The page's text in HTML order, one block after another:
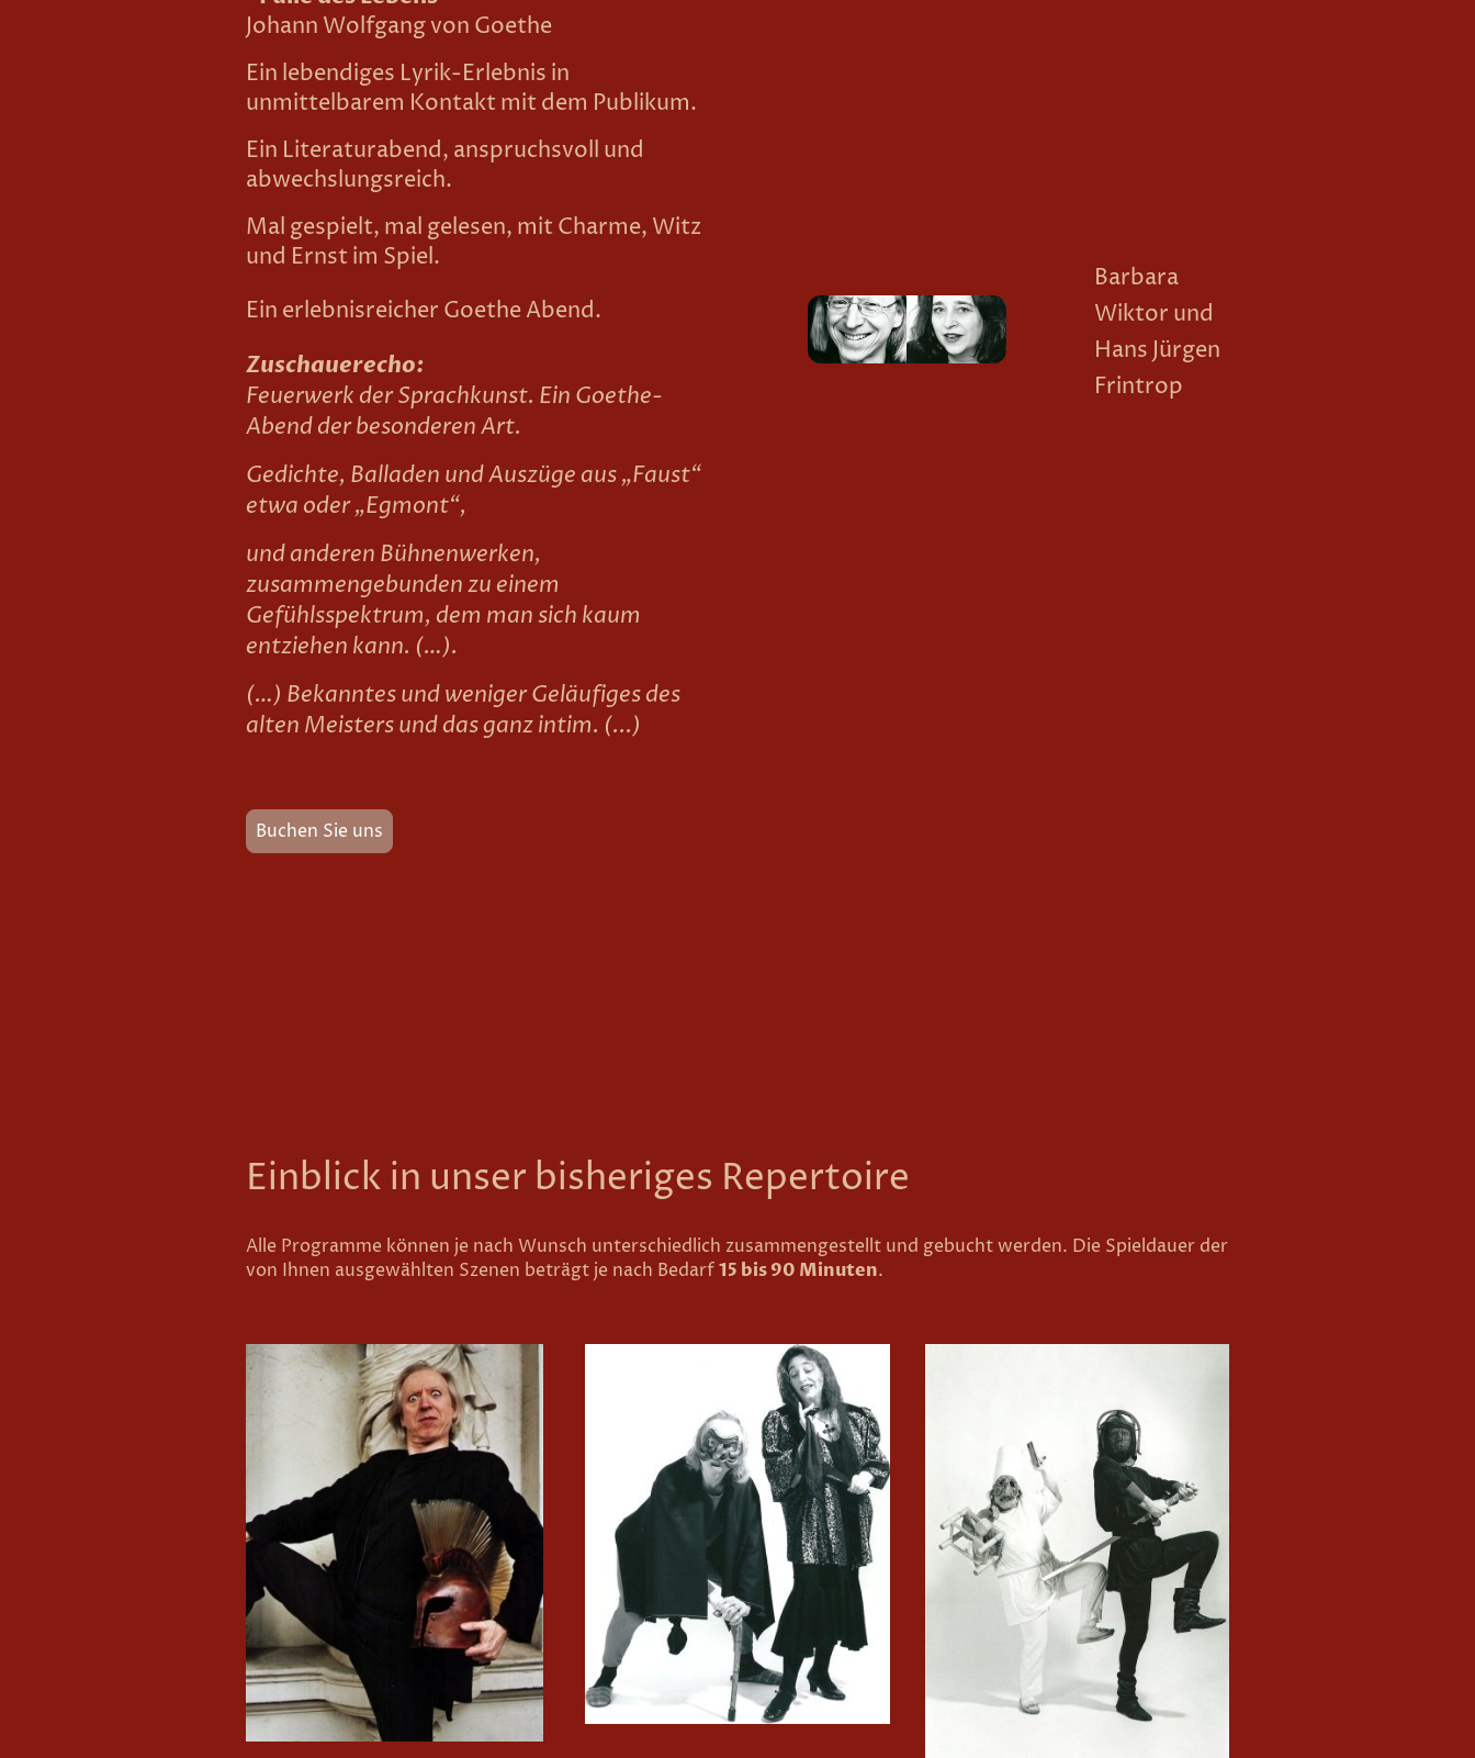
Johann Wolfgang von Goethe
Ein lebendiges Lyrik-Erlebnis in
unmittelbarem Kontakt mit dem Publikum.
Ein Literaturabend, anspruchsvoll und
abwechslungsreich.
Mal gespielt, mal gelesen, mit Charme, Witz
und Ernst im Spiel.
Ein erlebnisreicher Goethe Abend.
Zuschauerecho:
Feuerwerk der Sprachkunst. Ein Goethe-
Abend der besonderen Art.
Gedichte, Balladen und Auszüge aus „Faust“
etwa oder „Egmont“,
und anderen Bühnenwerken,
zusammengebunden zu einem
Gefühlsspektrum, dem man sich kaum
entziehen kann. (…).
(…) Bekanntes und weniger Geläufiges des
alten Meisters und das ganz intim. (...)
Buchen Sie uns
Barbara
Wiktor und
Hans Jürgen
Frintrop
Einblick in unser bisheriges Repertoire
Alle Programme können je nach Wunsch unterschiedlich zusammengestellt und gebucht werden. Die Spieldauer der
von Ihnen ausgewählten Szenen beträgt je nach Bedarf15 bis 90 Minuten.